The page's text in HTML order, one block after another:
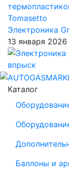
Электроника
13 января 2026
Каталог
Баллоны и